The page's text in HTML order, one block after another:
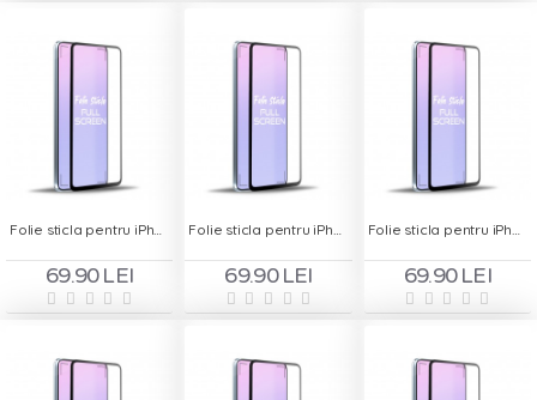
Folie sticla pentru iPhone 7 - Full Screen
69.90 LEI
Folie sticla pentru iPhone 7 Plus - Full Screen
69.90 LEI
Folie sticla pentru iPhone 7 Plus Alb - Full Screen
69.90 LEI